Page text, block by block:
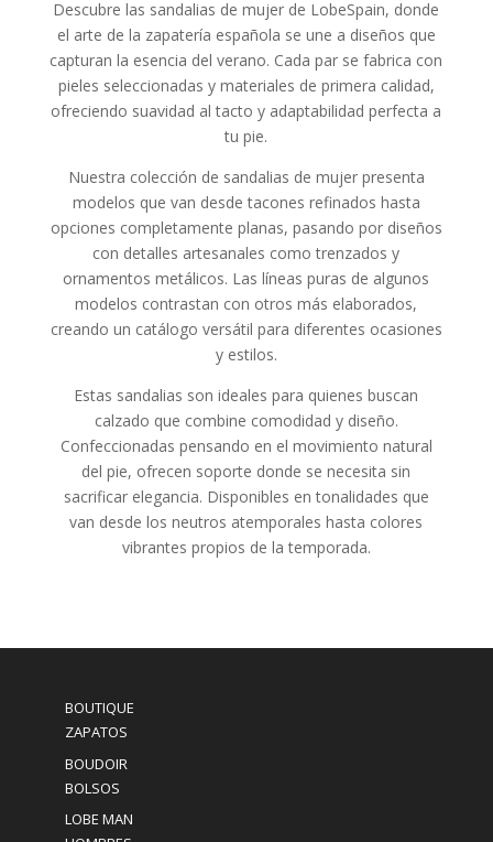
Descubre las sandalias de mujer de LobeSpain, donde
el arte de la zapatería española se une a diseños que
capturan la esencia del verano. Cada par se fabrica con
pieles seleccionadas y materiales de primera calidad,
ofreciendo suavidad al tacto y adaptabilidad perfecta a
tu pie.
Nuestra colección de sandalias de mujer presenta
modelos que van desde tacones refinados hasta
opciones completamente planas, pasando por diseños
con detalles artesanales como trenzados y
ornamentos metálicos. Las líneas puras de algunos
modelos contrastan con otros más elaborados,
creando un catálogo versátil para diferentes ocasiones
y estilos.
Estas sandalias son ideales para quienes buscan
calzado que combine comodidad y diseño.
Confeccionadas pensando en el movimiento natural
del pie, ofrecen soporte donde se necesita sin
sacrificar elegancia. Disponibles en tonalidades que
van desde los neutros atemporales hasta colores
vibrantes propios de la temporada.
BOUTIQUE
ZAPATOS
BOUDOIR
BOLSOS
LOBE MAN